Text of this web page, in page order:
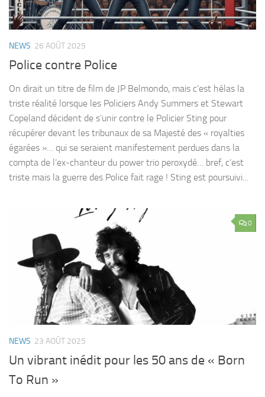
NEWS 26 AOÛT 2025
Police contre Police
On dirait un titre de film de JP Belmondo, mais c’est hélas la
triste réalité lorsque les Policiers Andy Summers et Stewart
Copeland décident de s’unir contre le Policier Sting pour
récupérer devant les tribunaux de sa Majesté des « royalties
égarées »… qui se seraient manifestement perdues dans la
compta de l’ex-chanteur du power trio peroxydé… bref, c’est
triste mais la guerre des Police fait rage ! Sting est poursuivi...
0
NEWS 23 AOÛT 2025
Un vibrant inédit pour les 50 ans de « Born
To Run »